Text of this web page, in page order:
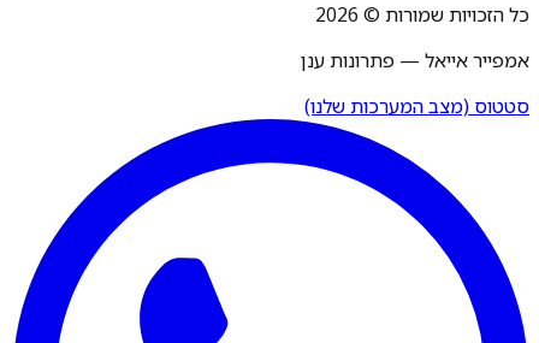
כל הזכויות שמורות © 2026
אמפייר אייאל — פתרונות ענן
סטטוס (מצב המערכות שלנו)